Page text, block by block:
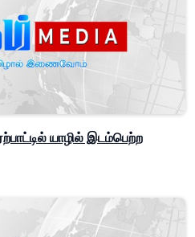
யாழில் இடம்பெற்ற